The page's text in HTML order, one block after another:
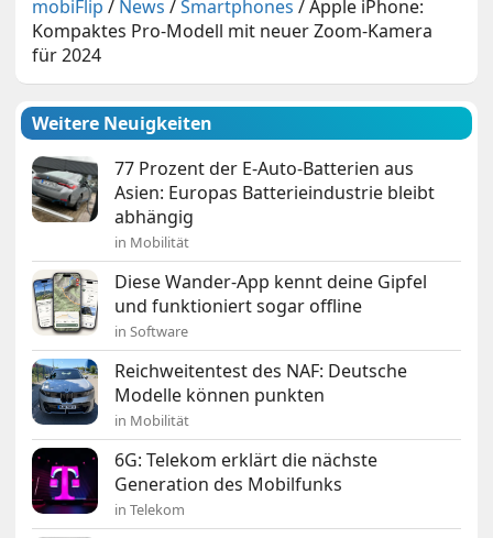
mobiFlip / News /Smartphones /Apple iPhone:
Kompaktes Pro-Modell mit neuer Zoom-Kamera
für 2024
Weitere Neuigkeiten
77 Prozent der E-Auto-Batterien aus
Asien: Europas Batterieindustrie bleibt
abhängig
in Mobilität
Diese Wander-App kennt deine Gipfel
und funktioniert sogar offline
in Software
Reichweitentest des NAF: Deutsche
Modelle können punkten
in Mobilität
6G: Telekom erklärt die nächste
Generation des Mobilfunks
in Telekom